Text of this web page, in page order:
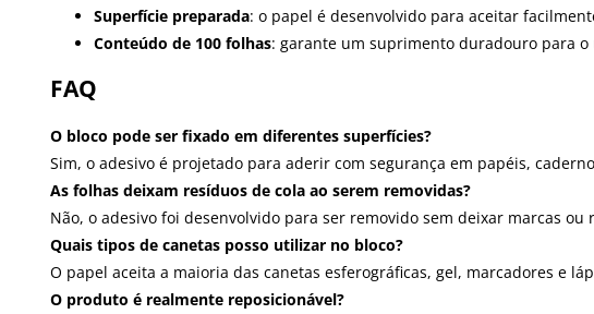
Superfície preparada: o papel é desenvolvido para aceitar
Conteúdo de 100 folhas: garante um suprimento duradouro para o
FAQ
O bloco pode ser fixado em diferentes superfícies?
Sim, o adesivo é projetado para aderir com segurança em papéis,
As folhas deixam resíduos de cola ao serem removidas?
Não, o adesivo foi desenvolvido para ser removido sem deixar marcas
Quais tipos de canetas posso utilizar no bloco?
O papel aceita a maioria das canetas esferográficas, gel, marcadores e
O produto é realmente reposicionável?